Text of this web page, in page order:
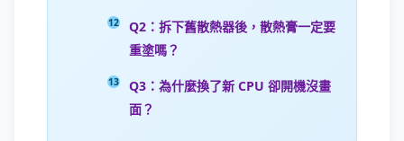
Q2：拆下舊散熱器後，散熱膏一定要
重塗嗎？
Q3：為什麼換了新 CPU 卻開機沒畫
面？